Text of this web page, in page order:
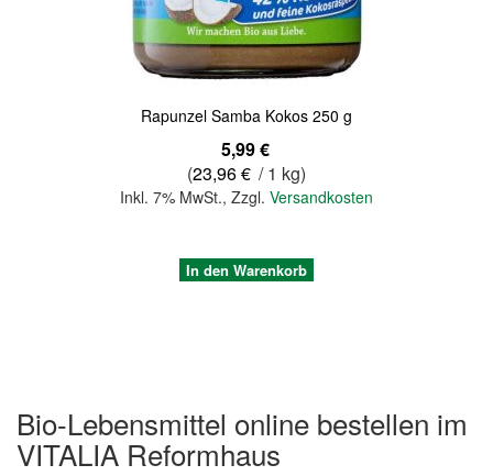
Rapunzel Samba Kokos 250 g
5,99 €
(23,96 € / 1 kg)
Inkl. 7% MwSt., Zzgl. Versandkosten
In den Warenkorb
Bio-Lebensmittel online bestellen im
VITALIA Reformhaus